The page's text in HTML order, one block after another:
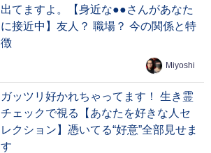
出てますよ。【身近な●●さんがあなた
に接近中】友人？ 職場？ 今の関係と特
徴
Miyoshi
ガッツリ好かれちゃってます！ 生き霊
チェックで視る【あなたを好きな人セ
レクション】憑いてる“好意”全部見せま
す